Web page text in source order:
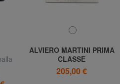
ALVIERO MARTINI PRIMA
CLASSE
GEO CLASSIC Shopping
bag a spalla
205,00 €